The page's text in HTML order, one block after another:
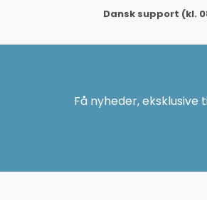
Dansk support (kl.
Få nyheder,